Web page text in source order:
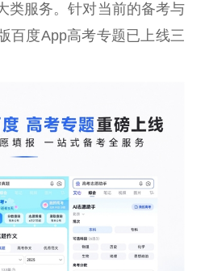
类服务。针对当前的备考与
百度App高考专题已上线三